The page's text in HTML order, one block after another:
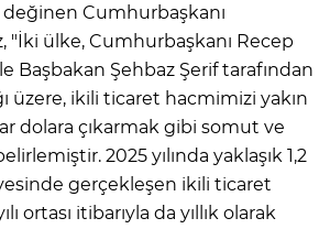
Cumhurbaşkanı
"İki ülke, Cumhurbaşkanı Recep
Başbakan Şehbaz Şerif tarafından
üzere, ikili ticaret hacmimizi yakın
dolara çıkarmak gibi somut ve
2025 yılında yaklaşık 1,2
gerçekleşen ikili ticaret
ortası itibarıyla da yıllık olarak